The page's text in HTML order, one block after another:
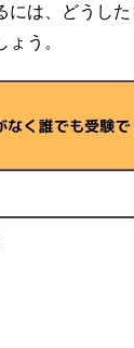
は、どうし
う。